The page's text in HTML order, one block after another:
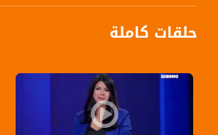
د. يوسف جبارين -عضو كنيست عن القائمة المشتركة - رئيس
المحاور:
نتيجة ايجابية لمنصات التواصل الاجتماعي
ما الذي سيغيره القرار على ارض الواقع بشكل فعلي؟
متى سيخرج الى حيز التنفيذ؟
حلقات كاملة